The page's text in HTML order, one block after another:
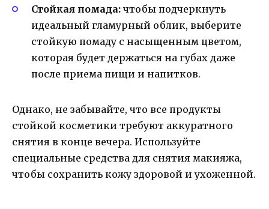
Стойкая помада: чтобы подчеркнуть
идеальный гламурный облик, выберите
стойкую помаду с насыщенным цветом,
которая будет держаться на губах даже
после приема пищи и напитков.
Однако, не забывайте, что все продукты
стойкой косметики требуют аккуратного
снятия в конце вечера. Используйте
специальные средства для снятия макияжа,
чтобы сохранить кожу здоровой и ухоженной.